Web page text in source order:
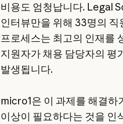
비용도 엄청납니다. Legal
인터뷰만을 위해 33명의
프로세스는 최고의 인재를
지원자가 채용 담당자의 평
발생됩니다.
micro1은 이 과제를 해결하
이상이 필요하다는 것을 인